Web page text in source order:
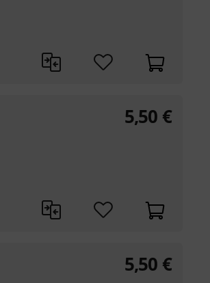
5,50 €
5,50 €